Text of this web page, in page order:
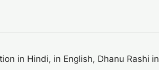
in Hindi, in English, Dhanu Rashi in